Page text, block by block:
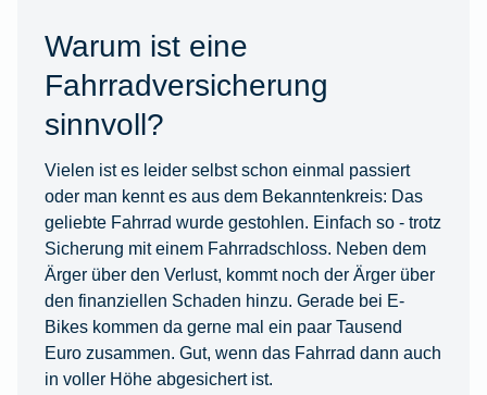
Warum ist eine
Fahrradversicherung
sinnvoll?
Vielen ist es leider selbst schon einmal passiert
oder man kennt es aus dem Bekanntenkreis: Das
geliebte Fahrrad wurde gestohlen. Einfach so - trotz
Sicherung mit einem Fahrradschloss. Neben dem
Ärger über den Verlust, kommt noch der Ärger über
den finanziellen Schaden hinzu. Gerade bei E-
Bikes kommen da gerne mal ein paar Tausend
Euro zusammen. Gut, wenn das Fahrrad dann auch
in voller Höhe abgesichert ist.